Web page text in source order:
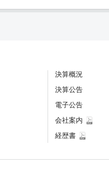
決算概況
決算公告
電子公告
会社案内
経歴書